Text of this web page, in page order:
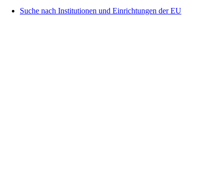
Suche nach Institutionen und Einrichtungen der EU